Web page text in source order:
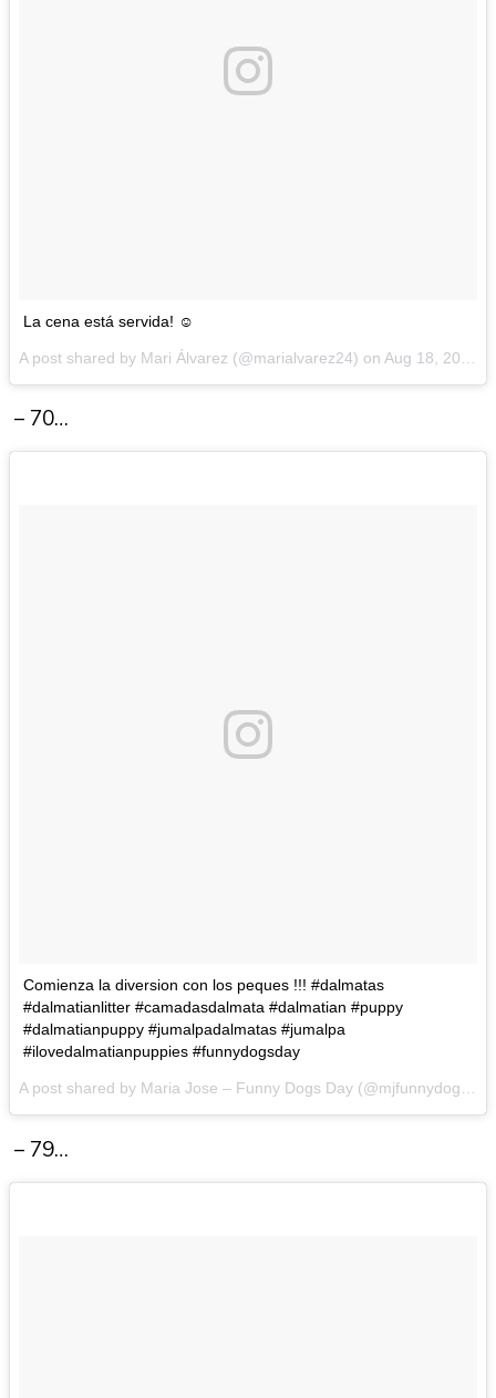
La cena está servida! ☺️
A post shared by Mari Álvarez (@marialvarez24) on Aug 18, 2016 at 1:31pm PDT
– 70…
Comienza la diversion con los peques !!! #dalmatas
#dalmatianlitter #camadasdalmata #dalmatian #puppy
#dalmatianpuppy #jumalpadalmatas #jumalpa
#ilovedalmatianpuppies #funnydogsday
– 79…